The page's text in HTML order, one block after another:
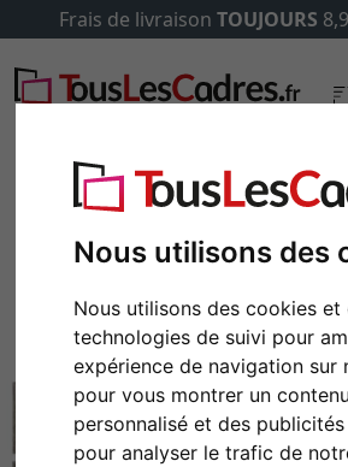
Nous utilisons des
Nous utilisons des cookies et
technologies de suivi pour
expérience de navigation sur
pour vous montrer un contenu
personnalisé et des
pour analyser le trafic de
Frais de livraison TOUJOURS
Retour